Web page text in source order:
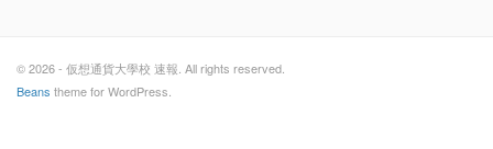
© 2026 - 仮想通貨大學校 速報. All rights reserved.
Beans theme for WordPress.